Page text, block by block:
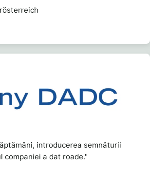
introducerea semnăturii
companiei a dat roade."